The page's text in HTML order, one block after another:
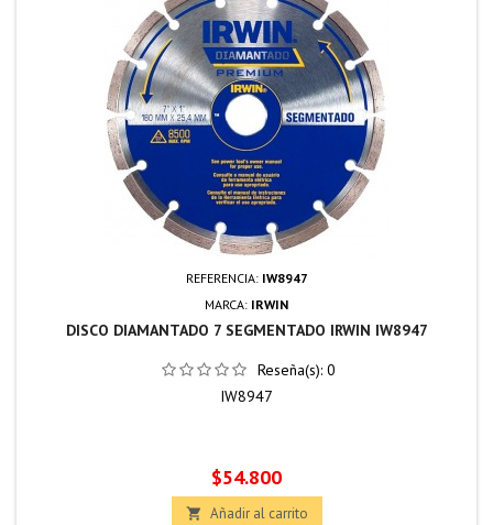
REFERENCIA: IW8947
MARCA: IRWIN
DISCO DIAMANTADO 7 SEGMENTADO IRWIN IW8947
Reseña(s): 0
IW8947
Precio
$54.800
 Añadir al carrito